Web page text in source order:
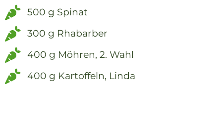
500 g Spinat
300 g Rhabarber
400 g Möhren, 2. Wahl
400 g Kartoffeln, Linda